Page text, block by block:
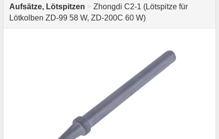
Aufsätze, Lötspitzen > Zhongdi C2-1 (Lötspitze für
Lötkolben ZD-99 58 W, ZD-200C 60 W)